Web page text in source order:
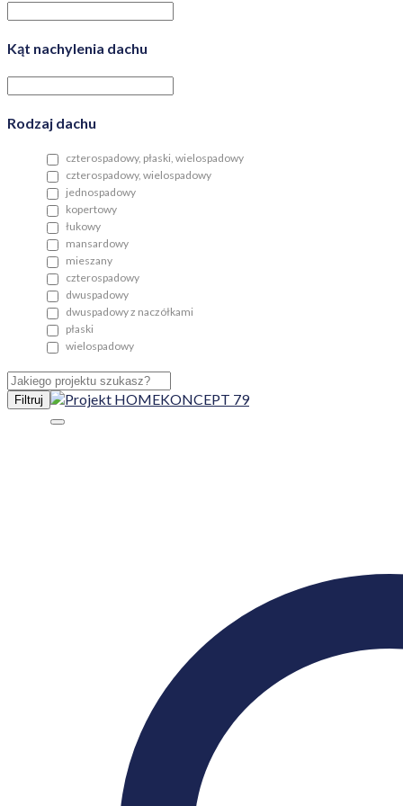
Kąt nachylenia dachu
Rodzaj dachu
czterospadowy, płaski, wielospadowy
czterospadowy, wielospadowy
jednospadowy
kopertowy
łukowy
mansardowy
mieszany
czterospadowy
dwuspadowy
dwuspadowy z naczółkami
płaski
wielospadowy
Filtruj